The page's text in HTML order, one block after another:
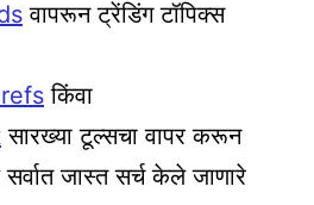
वापरून ट्रेंडिंग टॉपिक्स
किंवा
सारख्या टूल्सचा वापर करून
जास्त सर्च केले जाणारे